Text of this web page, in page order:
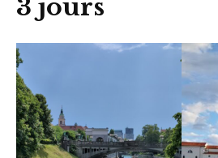
3 jours